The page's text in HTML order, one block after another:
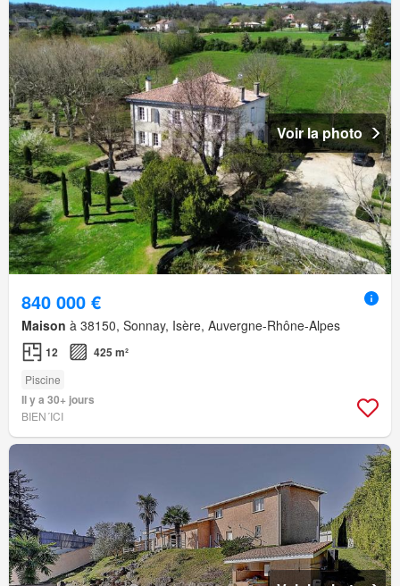
Voir la photo
840 000 €
Maison à 38150, Sonnay, Isère, Auvergne-Rhône-Alpes
12 425 m²
Piscine
Il y a 30+ jours
BIEN´ICI